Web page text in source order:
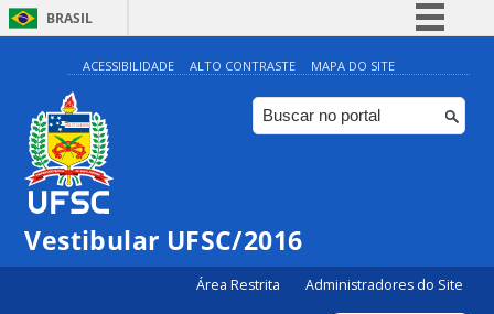
BRASIL
Simplifique!
Comunica BR
Participe
ACESSIBILIDADE ALTO CONTRASTE MAPA DO SITE
Vestibular UFSC/2016
Área Restrita Administradores do Site